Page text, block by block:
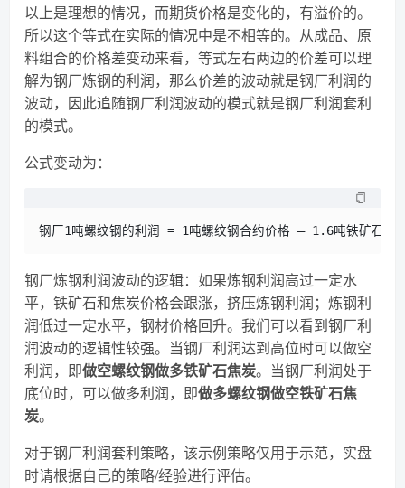
以上是理想的情况，而期货价格是变化的，有溢价的。
所以这个等式在实际的情况中是不相等的。从成品、原
料组合的价格差变动来看，等式左右两边的价差可以理
解为钢厂炼钢的利润，那么价差的波动就是钢厂利润的
波动，因此追随钢厂利润波动的模式就是钢厂利润套利
的模式。
公式变动为：
钢厂炼钢利润波动的逻辑：如果炼钢利润高过一定水
平，铁矿石和焦炭价格会跟涨，挤压炼钢利润；炼钢利
润低过一定水平，钢材价格回升。我们可以看到钢厂利
润波动的逻辑性较强。当钢厂利润达到高位时可以做空
利润，即做空螺纹钢做多铁矿石焦炭。当钢厂利润处于
底位时，可以做多利润，即做多螺纹钢做空铁矿石焦
炭。
对于钢厂利润套利策略，该示例策略仅用于示范，实盘
时请根据自己的策略/经验进行评估。